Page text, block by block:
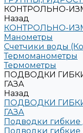
КОНТРОЛЬНО-
Назад
КОНТРОЛЬНО-
Манометры
Счетчики воды
Термоманометры
Термометры
ПОДВОДКИ
ГАЗА
Назад
ПОДВОДКИ
ГАЗА
Подводки гибкие
Подводки гибкие